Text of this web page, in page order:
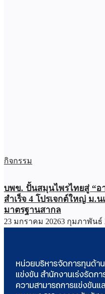
กิจกรรม
บพข. ปั้นสมุนไพรไทยสู่ “อ
สำเร็จ 4 โปรเจกต์ใหญ่ ม.
มาตรฐานสากล
23 มกราคม 20263 กุมภาพันธ์
หน่วยบริหารจัดการทุนด้า
แข่งขัน สำนักงานเร่งรัดก
ความสามารถการแข่งขัน